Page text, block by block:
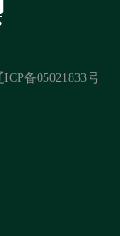
备05021833号